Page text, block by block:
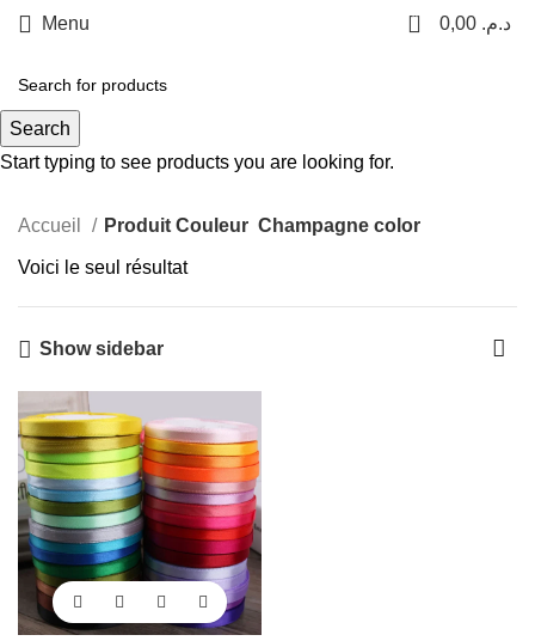
Menu 0 د.م.
Champagne color
Accueil Produit Couleur Champagne color
Voici le seul résultat
Show sidebar
Search
Start typing to see products you are looking for.